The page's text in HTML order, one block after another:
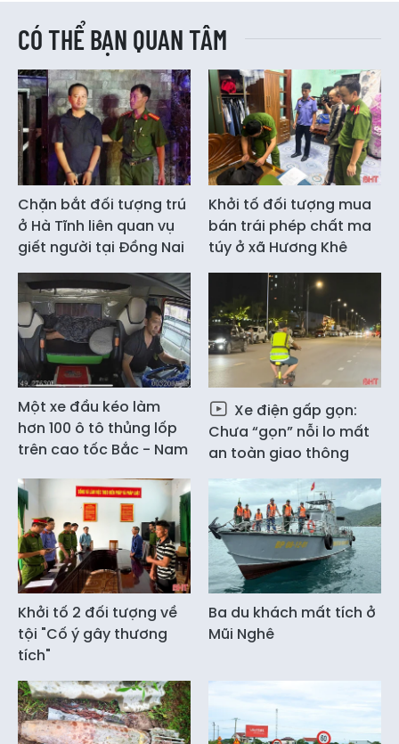
CÓ THỂ BẠN QUAN TÂM
Chặn bắt đối tượng trú
ở Hà Tĩnh liên quan vụ
giết người tại Đồng Nai
Khởi tố đối tượng mua
bán trái phép chất ma
túy ở xã Hương Khê
Một xe đầu kéo làm
hơn 100 ô tô thủng lốp
trên cao tốc Bắc - Nam
Xe điện gấp gọn:
Chưa “gọn” nỗi lo mất
an toàn giao thông
Khởi tố 2 đối tượng về
tội "Cố ý gây thương
tích"
Ba du khách mất tích ở
Mũi Nghê